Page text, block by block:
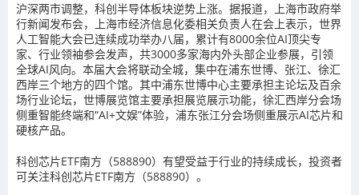
沪深两市调整，科创半导体板块逆势上涨。据报道，上海市政府举
行新闻发布会，上海市经济信息化委相关负责人在会上表示，世界
人工智能大会已连续成功举办八届，累计有8000余位AI顶尖专
家、行业领袖参会发声，共3000多家海内外头部企业参展，引领
全球AI风向。本届大会将联动全城，集中在浦东世博、张江、徐汇
西岸三个地方的四个馆。其中浦东世博中心主要承担主论坛及百余
场行业论坛，世博展览馆主要承担展览展示功能，徐汇西岸分会场
侧重智能终端和“AI+文娱”体验，浦东张江分会场侧重展示AI芯片和
硬核产品。
科创芯片ETF南方（588890）有望受益于行业的持续成长，投资者
可关注科创芯片ETF南方（588890）。